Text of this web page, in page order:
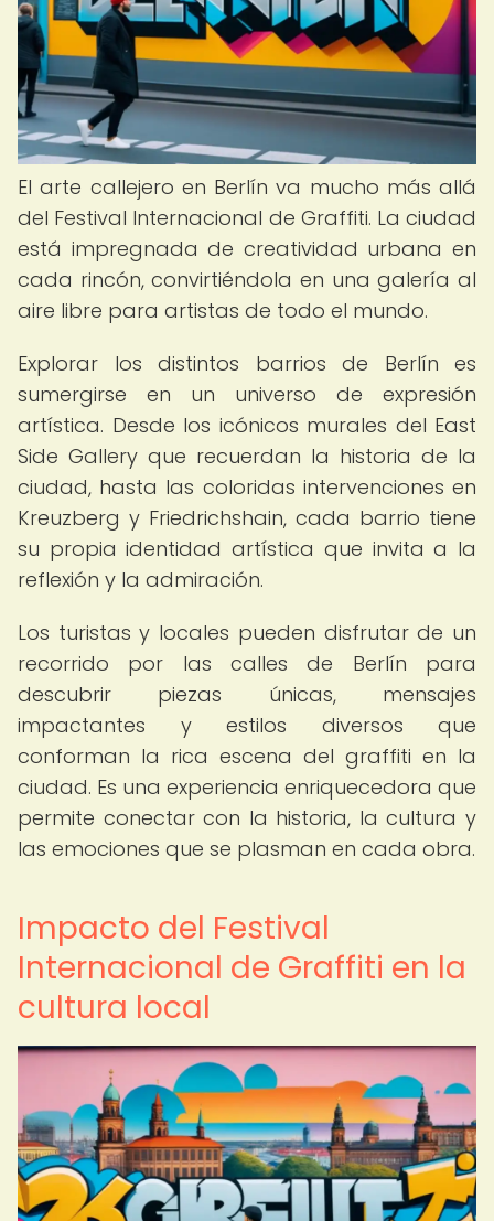
El arte callejero en Berlín va mucho más allá
del Festival Internacional de Graffiti. La ciudad
está impregnada de creatividad urbana en
cada rincón, convirtiéndola en una galería al
aire libre para artistas de todo el mundo.
Explorar los distintos barrios de Berlín es
sumergirse en un universo de expresión
artística. Desde los icónicos murales del East
Side Gallery que recuerdan la historia de la
ciudad, hasta las coloridas intervenciones en
Kreuzberg y Friedrichshain, cada barrio tiene
su propia identidad artística que invita a la
reflexión y la admiración.
Los turistas y locales pueden disfrutar de un
recorrido por las calles de Berlín para
descubrir piezas únicas, mensajes
impactantes y estilos diversos que
conforman la rica escena del graffiti en la
ciudad. Es una experiencia enriquecedora que
permite conectar con la historia, la cultura y
las emociones que se plasman en cada obra.
Impacto del Festival
Internacional de Graffiti en la
cultura local